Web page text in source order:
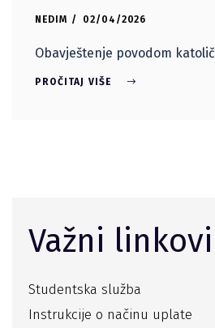
NEDIM 02/04/2026
Obavještenje povodom
PROČITAJ VIŠE
Važni linkovi
Studentska služba
Instrukcije o načinu uplate